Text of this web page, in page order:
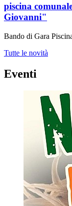
piscina
Giovanni"
Bando di Gara
Tutte le novità
Eventi